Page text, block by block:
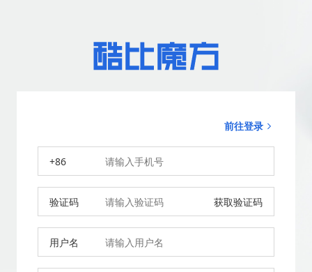
前往登录
+86
验证码 获取验证码
用户名